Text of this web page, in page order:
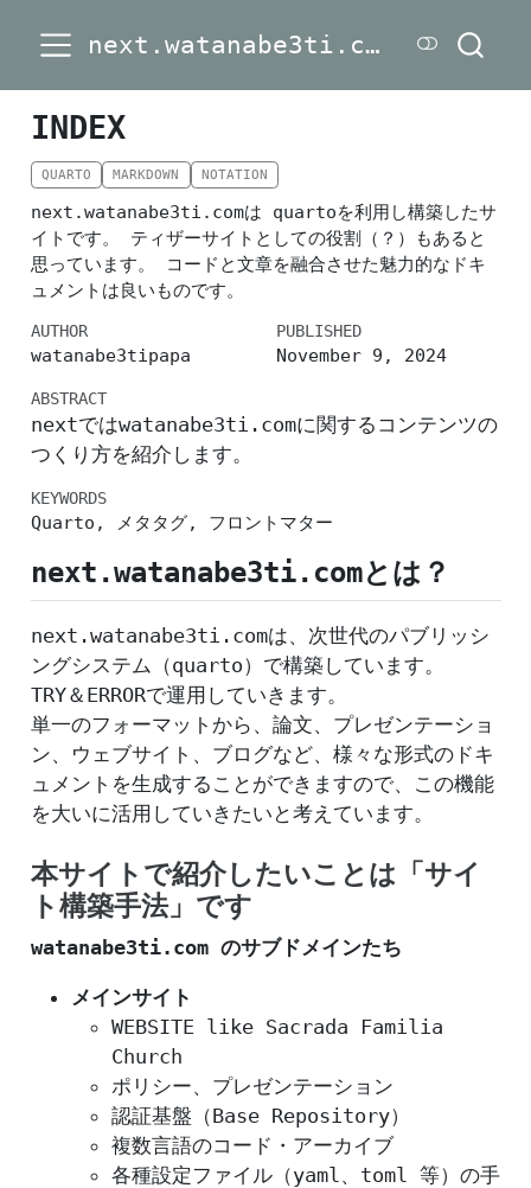
next.watanabe3ti.com
INDEX
QUARTO MARKDOWN NOTATION
next.watanabe3ti.comは quartoを利用し構築したサ
イトです。 ティザーサイトとしての役割（？）もあると
思っています。 コードと文章を融合させた魅力的なドキ
ュメントは良いものです。
AUTHOR
watanabe3tipapa
PUBLISHED
November 9, 2024
ABSTRACT
nextではwatanabe3ti.comに関するコンテンツの
つくり方を紹介します。
KEYWORDS
Quarto, メタタグ, フロントマター
next.watanabe3ti.comとは？
next.watanabe3ti.comは、次世代のパブリッシ
ングシステム（quarto）で構築しています。
TRY＆ERRORで運用していきます。
単一のフォーマットから、論文、プレゼンテーショ
ン、ウェブサイト、ブログなど、様々な形式のドキ
ュメントを生成することができますので、この機能
を大いに活用していきたいと考えています。
本サイトで紹介したいことは「サイ
ト構築手法」です
watanabe3ti.com のサブドメインたち
メインサイト
WEBSITE like Sacrada Familia
Church
ポリシー、プレゼンテーション
認証基盤（Base Repository）
複数言語のコード・アーカイブ
各種設定ファイル（yaml、toml 等）の手